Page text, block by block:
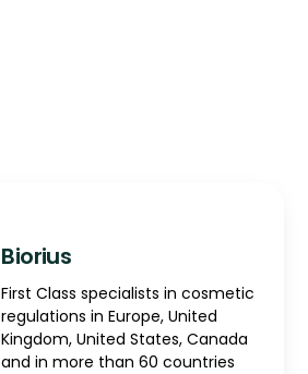
Biorius
First Class specialists in cosmetic
regulations in Europe, United
Kingdom, United States, Canada
and in more than 60 countries